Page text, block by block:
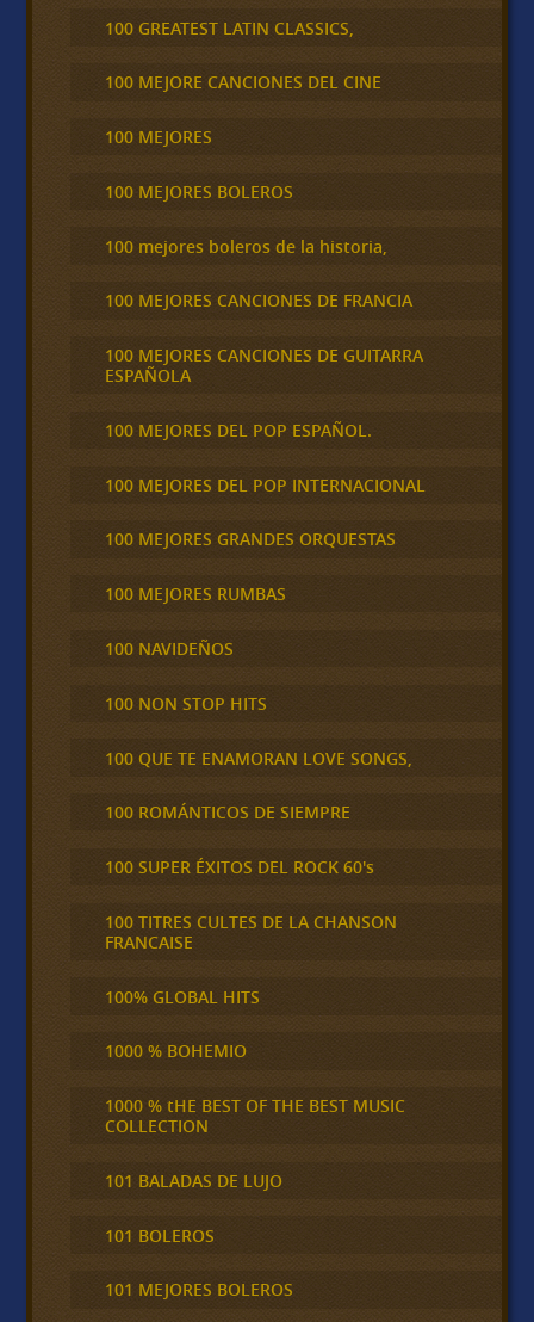
100 GREATEST LATIN CLASSICS,
100 MEJORE CANCIONES DEL CINE
100 MEJORES
100 MEJORES BOLEROS
100 mejores boleros de la historia,
100 MEJORES CANCIONES DE FRANCIA
100 MEJORES CANCIONES DE GUITARRA
ESPAÑOLA
100 MEJORES DEL POP ESPAÑOL.
100 MEJORES DEL POP INTERNACIONAL
100 MEJORES GRANDES ORQUESTAS
100 MEJORES RUMBAS
100 NAVIDEÑOS
100 NON STOP HITS
100 QUE TE ENAMORAN LOVE SONGS,
100 ROMÁNTICOS DE SIEMPRE
100 SUPER ÉXITOS DEL ROCK 60's
100 TITRES CULTES DE LA CHANSON
FRANCAISE
100% GLOBAL HITS
1000 % BOHEMIO
1000 % tHE BEST OF THE BEST MUSIC
COLLECTION
101 BALADAS DE LUJO
101 BOLEROS
101 MEJORES BOLEROS